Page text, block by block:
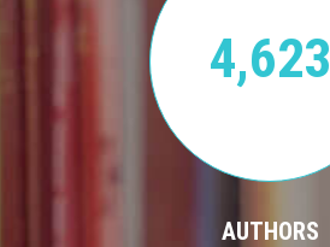
4,623
AUTHORS